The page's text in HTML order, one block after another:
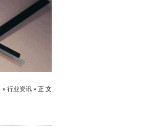
» 行业资讯 » 正 文